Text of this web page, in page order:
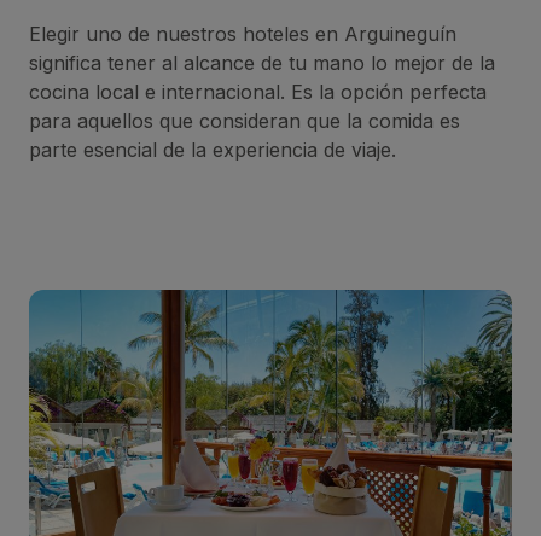
Elegir uno de nuestros hoteles en Arguineguín
significa tener al alcance de tu mano lo mejor de la
cocina local e internacional. Es la opción perfecta
para aquellos que consideran que la comida es
parte esencial de la experiencia de viaje.